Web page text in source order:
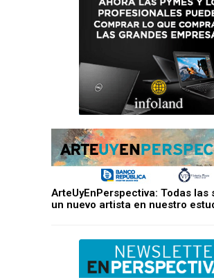
ArteUyEnPerspectiva: Todas las
un nuevo artista en nuestro